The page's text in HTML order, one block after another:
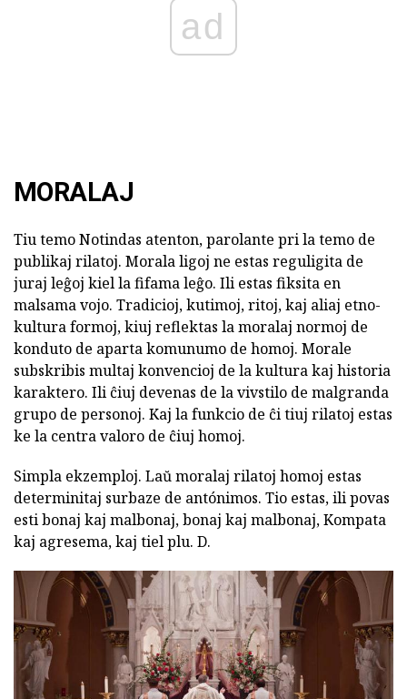
ad
MORALAJ
Tiu temo Notindas atenton, parolante pri la temo de
publikaj rilatoj. Morala ligoj ne estas reguligita de
juraj leĝoj kiel la fifama leĝo. Ili estas fiksita en
malsama vojo. Tradicioj, kutimoj, ritoj, kaj aliaj etno-
kultura formoj, kiuj reflektas la moralaj normoj de
konduto de aparta komunumo de homoj. Morale
subskribis multaj konvencioj de la kultura kaj historia
karaktero. Ili ĉiuj devenas de la vivstilo de malgranda
grupo de personoj. Kaj la funkcio de ĉi tiuj rilatoj estas
ke la centra valoro de ĉiuj homoj.
Simpla ekzemploj. Laŭ moralaj rilatoj homoj estas
determinitaj surbaze de antónimos. Tio estas, ili povas
esti bonaj kaj malbonaj, bonaj kaj malbonaj, Kompata
kaj agresema, kaj tiel plu. D.